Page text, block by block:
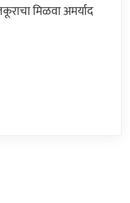
मिळवा अमर्याद